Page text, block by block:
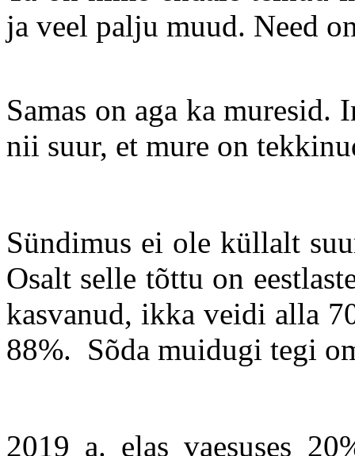
ja veel palju muud. Need
Samas on aga ka muresid.
nii suur, et mure on
Sündimus ei ole küllalt
Osalt selle tõttu on
kasvanud, ikka veidi alla
88%. Sõda muidugi tegi
2019 a. elas vaesuses